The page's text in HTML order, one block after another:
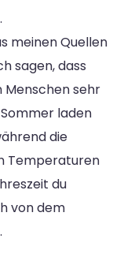
meinen Quellen
sagen, dass
Menschen sehr
laden
die
Temperaturen
du
von dem